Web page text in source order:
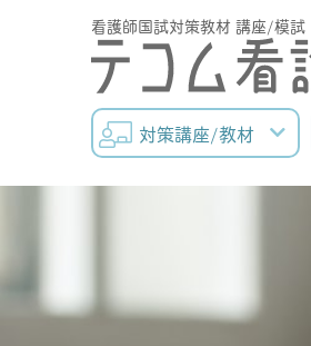
看護師国試対策教材 講座/模試
対策講座/教材